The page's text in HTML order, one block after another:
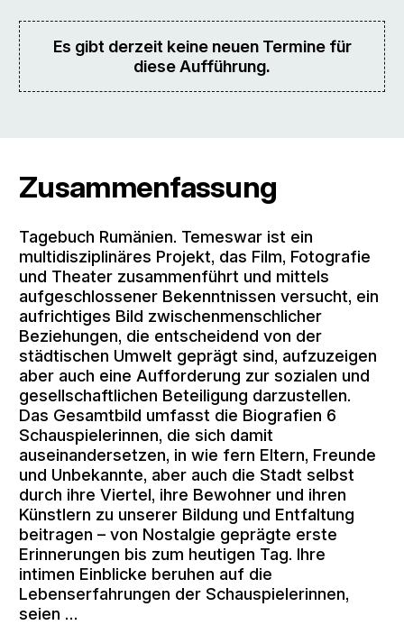
Es gibt derzeit keine neuen Termine für
diese Aufführung.
Zusammenfassung
Tagebuch Rumänien. Temeswar ist ein
multidisziplinäres Projekt, das Film, Fotografie
und Theater zusammenführt und mittels
aufgeschlossener Bekenntnissen versucht, ein
aufrichtiges Bild zwischenmenschlicher
Beziehungen, die entscheidend von der
städtischen Umwelt geprägt sind, aufzuzeigen
aber auch eine Aufforderung zur sozialen und
gesellschaftlichen Beteiligung darzustellen.
Das Gesamtbild umfasst die Biografien 6
Schauspielerinnen, die sich damit
auseinandersetzen, in wie fern Eltern, Freunde
und Unbekannte, aber auch die Stadt selbst
durch ihre Viertel, ihre Bewohner und ihren
Künstlern zu unserer Bildung und Entfaltung
beitragen – von Nostalgie geprägte erste
Erinnerungen bis zum heutigen Tag. Ihre
intimen Einblicke beruhen auf die
Lebenserfahrungen der Schauspielerinnen,
seien …